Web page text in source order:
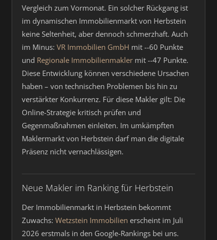
Vergleich zum Vormonat. Ein solcher Rückgang ist
im dynamischen Immobilienmarkt von Herbstein
keine Seltenheit, aber dennoch schmerzhaft. Auch
im Minus: VR Immobilien GmbH mit --60 Punkte
und Regionale Immobilienmakler mit --47 Punkte.
Diese Entwicklung können verschiedene Ursachen
haben – von technischen Problemen bis hin zu
verstärkter Konkurrenz. Für diese Makler gilt: Die
Online-Strategie kritisch prüfen und
Gegenmaßnahmen einleiten. Im umkämpften
Maklermarkt von Herbstein darf man die digitale
Präsenz nicht vernachlässigen.
Neue Makler im Ranking für Herbstein
Der Immobilienmarkt in Herbstein bekommt
Zuwachs: Wetzstein Immobilien erscheint im Juli
2026 erstmals in den Google-Rankings bei uns.